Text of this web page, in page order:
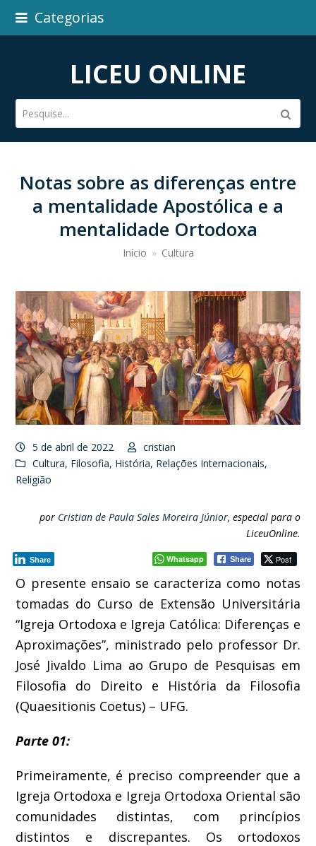
Categorias
LICEU ONLINE
Pesquise...
Notas sobre as diferenças entre
a mentalidade Apostólica e a
mentalidade Ortodoxa
Início » Cultura
5 de abril de 2022
cristian
Cultura, Filosofia, História, Relações Internacionais,
Religião
por Cristian de Paula Sales Moreira Júnior, especial para o
LiceuOnline.
Whatsapp Share Post
Share
O presente ensaio se caracteriza como notas
tomadas do Curso de Extensão Universitária
“Igreja Ortodoxa e Igreja Católica: Diferenças e
Aproximações”, ministrado pelo professor Dr.
José Jivaldo Lima ao Grupo de Pesquisas em
Filosofia do Direito e História da Filosofia
(Quaesitionis Coetus) – UFG.
Parte 01:
Primeiramente, é preciso compreender que a
Igreja Ortodoxa e Igreja Ortodoxa Oriental são
comunidades distintas, com princípios
distintos e discrepantes. Os ortodoxos